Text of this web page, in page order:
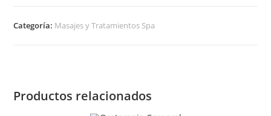
Categoría: Masajes y Tratamientos Spa
Productos relacionados